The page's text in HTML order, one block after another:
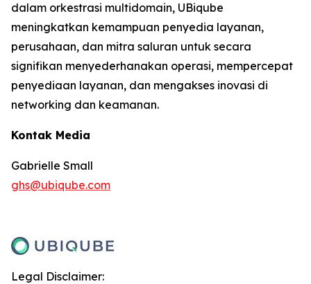
dalam orkestrasi multidomain, UBiqube
meningkatkan kemampuan penyedia layanan,
perusahaan, dan mitra saluran untuk secara
signifikan menyederhanakan operasi, mempercepat
penyediaan layanan, dan mengakses inovasi di
networking dan keamanan.
Kontak Media
Gabrielle Small
ghs@ubiqube.com
Legal Disclaimer: